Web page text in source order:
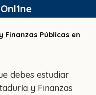
Finanzas Públicas en
debes estudiar
y Finanzas